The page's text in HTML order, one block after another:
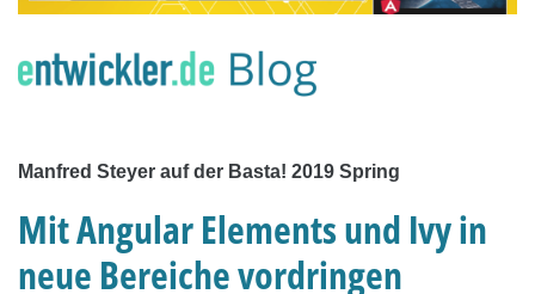
Manfred Steyer auf der Basta! 2019 Spring
Mit Angular Elements und Ivy in
neue Bereiche vordringen